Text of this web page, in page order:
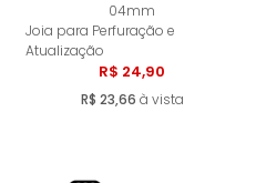
04mm
Joia para Perfuração e
Atualização
R$ 24,90
R$ 23,66 à vista